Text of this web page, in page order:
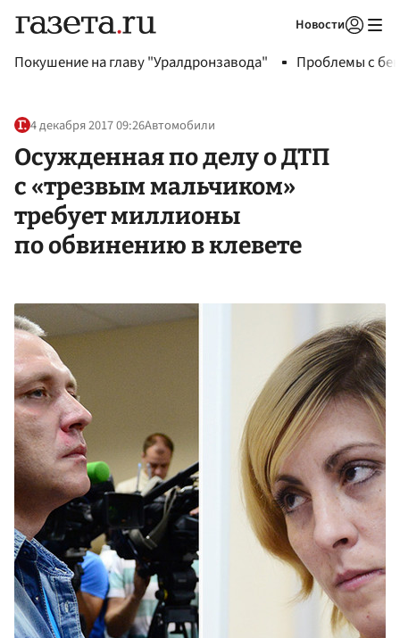
Новости
Покушение на главу "Уралдронзавода" Проблемы с
4 декабря 2017 09:26Автомобили
Осужденная по делу о ДТП
с «трезвым мальчиком»
требует миллионы
по обвинению в клевете